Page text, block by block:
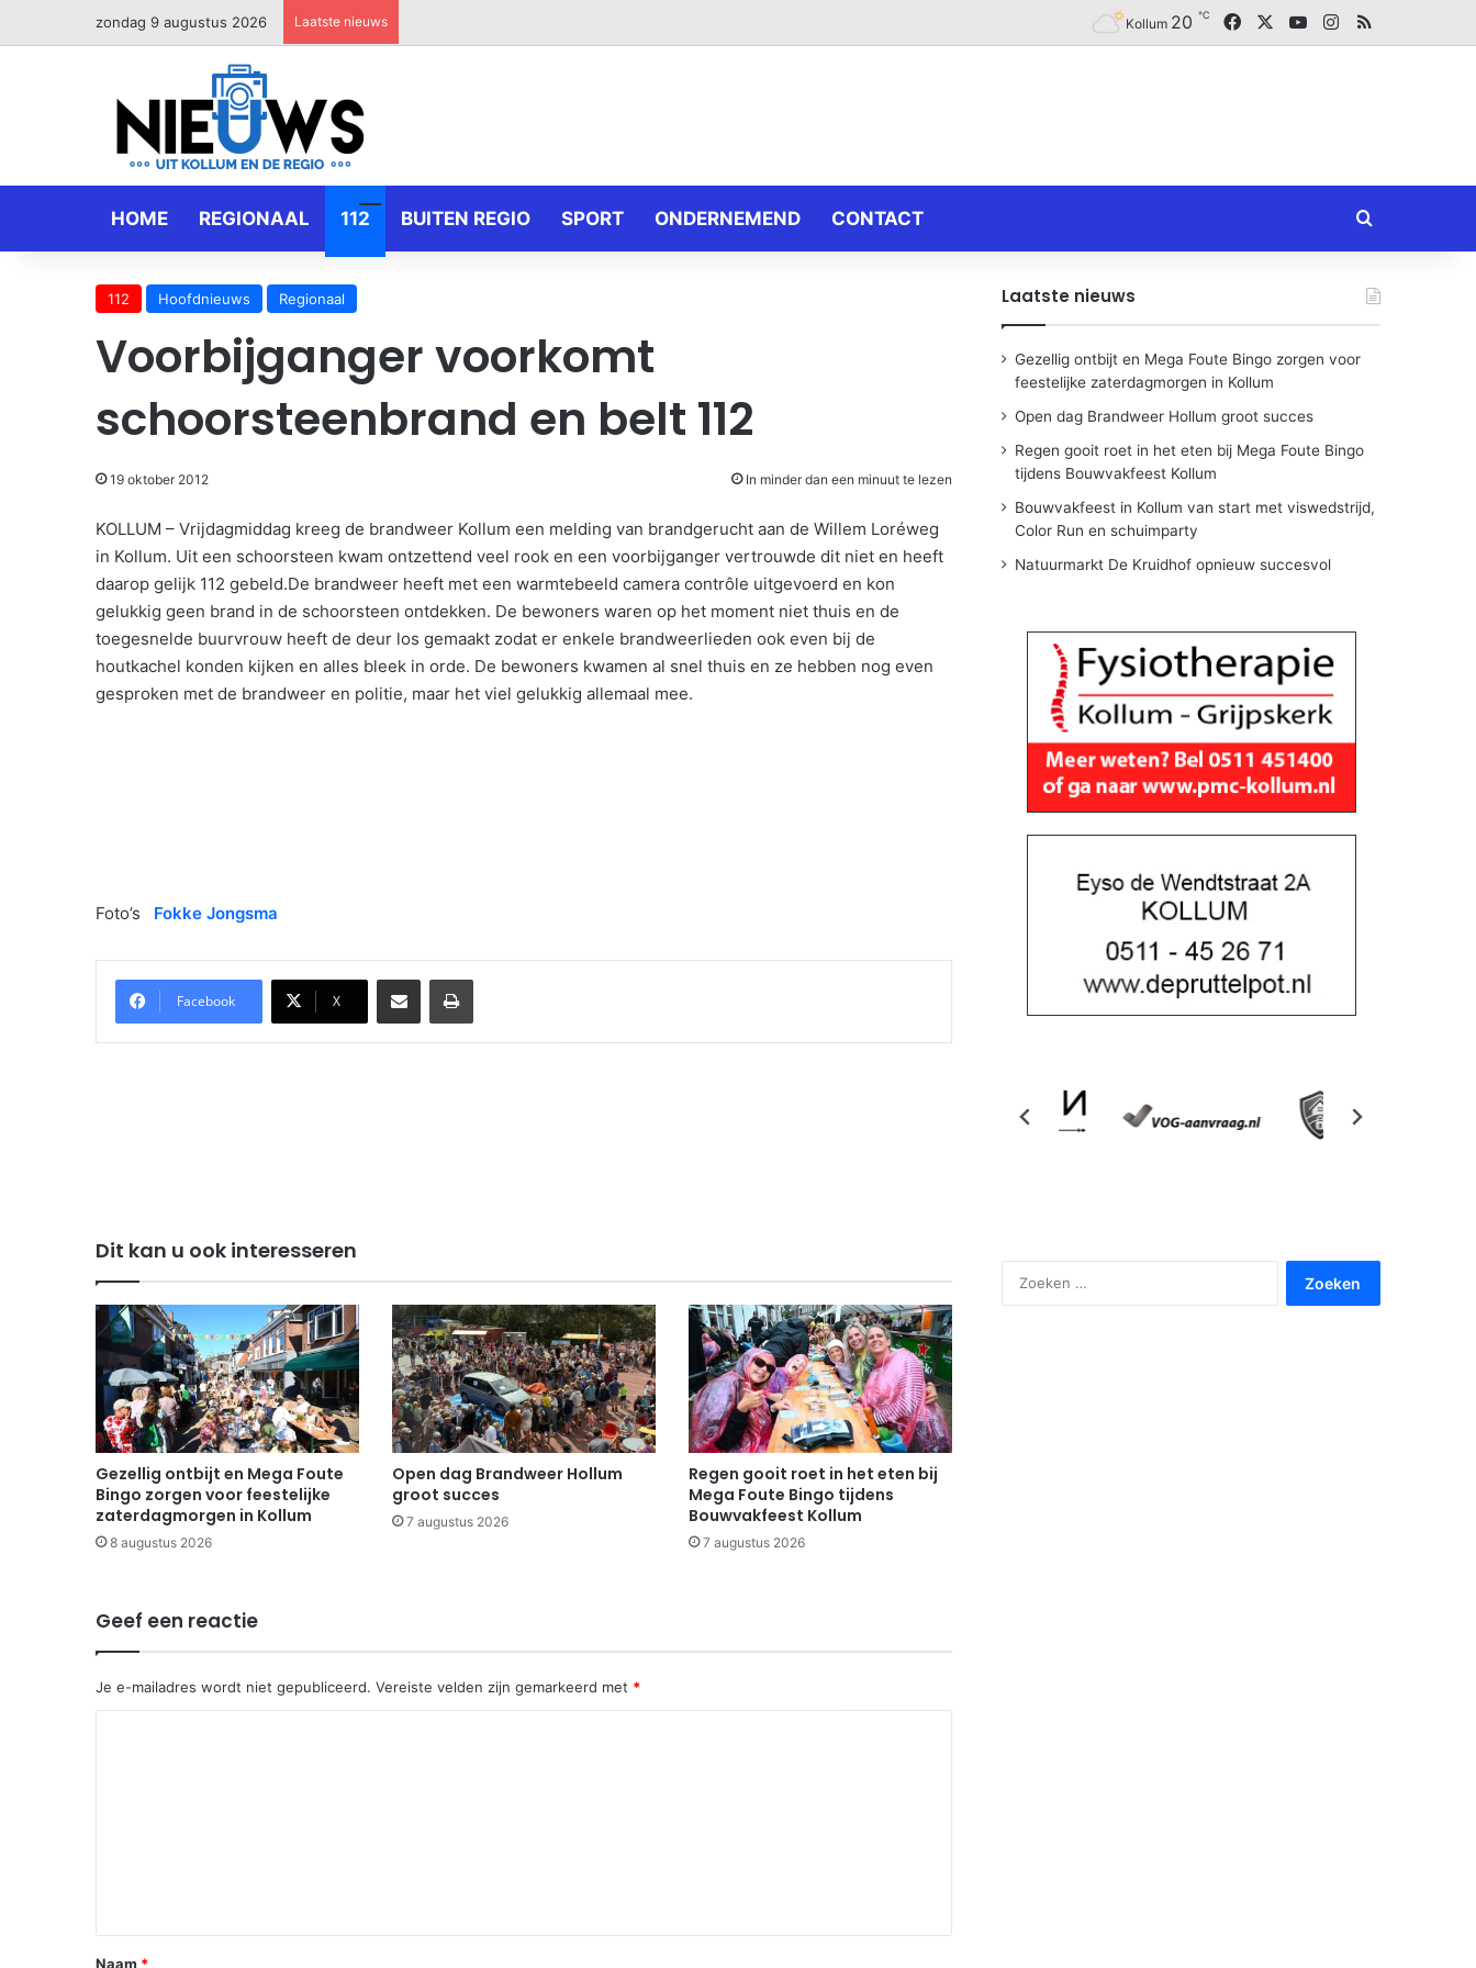
zondag 9 augustus 2026 Laatste nieuws Kollum 20 ℃ FacebookYouTubeInstagram
RSS
HOME REGIONAAL 112 BUITEN REGIO SPORT ONDERNEMEND CONTACT Zoeken naar
112 Hoofdnieuws Regionaal
Voorbijganger voorkomt
schoorsteenbrand en belt 112
19 oktober 2012 In minder dan een minuut te lezen
KOLLUM – Vrijdagmiddag kreeg de brandweer Kollum een melding van brandgerucht aan de Willem Loréweg
in Kollum. Uit een schoorsteen kwam ontzettend veel rook en een voorbijganger vertrouwde dit niet en heeft
daarop gelijk 112 gebeld.De brandweer heeft met een warmtebeeld camera contrôle uitgevoerd en kon
gelukkig geen brand in de schoorsteen ontdekken. De bewoners waren op het moment niet thuis en de
toegesnelde buurvrouw heeft de deur los gemaakt zodat er enkele brandweerlieden ook even bij de
houtkachel konden kijken en alles bleek in orde. De bewoners kwamen al snel thuis en ze hebben nog even
gesproken met de brandweer en politie, maar het viel gelukkig allemaal mee.
Foto’s Fokke Jongsma
Facebook X
Delen via Email Print
Dit kan u ook interesseren
Gezellig ontbijt en Mega Foute
Bingo zorgen voor feestelijke
zaterdagmorgen in Kollum
8 augustus 2026
Open dag Brandweer Hollum
groot succes
7 augustus 2026
Regen gooit roet in het eten bij
Mega Foute Bingo tijdens
Bouwvakfeest Kollum
7 augustus 2026
Geef een reactie
Je e-mailadres wordt niet gepubliceerd. Vereiste velden zijn gemarkeerd met *
*
Naam *
Laatste nieuws
Gezellig ontbijt en Mega Foute Bingo zorgen voor
feestelijke zaterdagmorgen in Kollum
Open dag Brandweer Hollum groot succes
Regen gooit roet in het eten bij Mega Foute Bingo
tijdens Bouwvakfeest Kollum
Bouwvakfeest in Kollum van start met viswedstrijd,
Color Run en schuimparty
Natuurmarkt De Kruidhof opnieuw succesvol
naar: